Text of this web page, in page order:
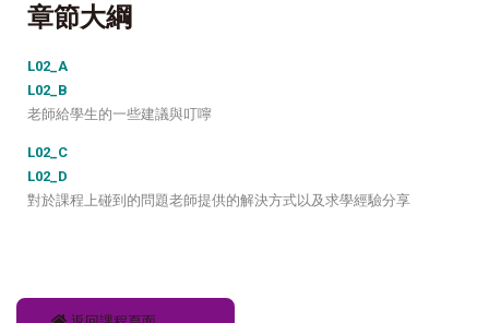
章節大綱
L02_A
L02_B
老師給學生的一些建議與叮嚀
L02_C
L02_D
對於課程上碰到的問題老師提供的解決方式以及求學經驗分享